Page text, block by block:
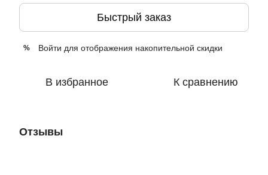
Быстрый заказ
% Войти для отображения накопительной скидки
В избранное К сравнению
Отзывы